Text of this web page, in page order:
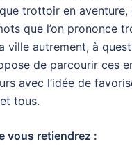
trottoir en
que l’on prononce
ville autrement, à
de parcourir ces
avec l’idée de
tous.
vous retiendrez :